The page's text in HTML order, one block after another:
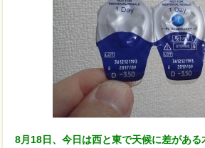
8月18日、今日は西と東で天候に差があ